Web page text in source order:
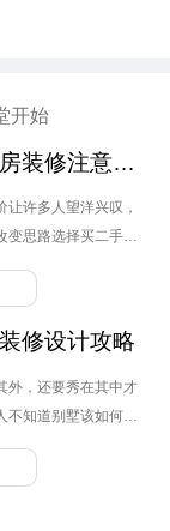
开始
北京二手房装修注意要点
让许多人望洋兴叹，
变思路选择买二手
是自己喜欢的风格，
注意哪几点呢？
修设计攻略
外，还要秀在其中才
不知道别墅该如何装
什么呢？有哪些问题